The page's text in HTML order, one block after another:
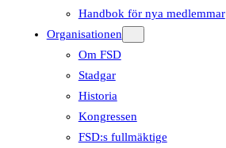
Handbok för nya medlemmar
Organisationen
Om FSD
Stadgar
Historia
Kongressen
FSD:s fullmäktige